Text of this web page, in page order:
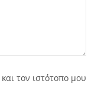
τον ιστότοπο μου